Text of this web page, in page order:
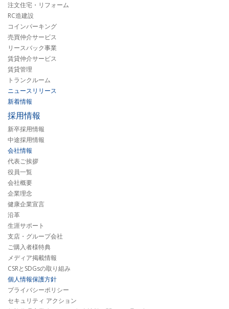
注文住宅・リフォーム
RC造建設
コインパーキング
売買仲介サービス
リースバック事業
賃貸仲介サービス
賃貸管理
トランクルーム
ニュースリリース
新着情報
採用情報
新卒採用情報
中途採用情報
会社情報
代表ご挨拶
役員一覧
会社概要
企業理念
健康企業宣言
沿革
生涯サポート
支店・グループ会社
ご購入者様特典
メディア掲載情報
CSRとSDGsの取り組み
個人情報保護方針
プライバシーポリシー
セキュリティ アクション